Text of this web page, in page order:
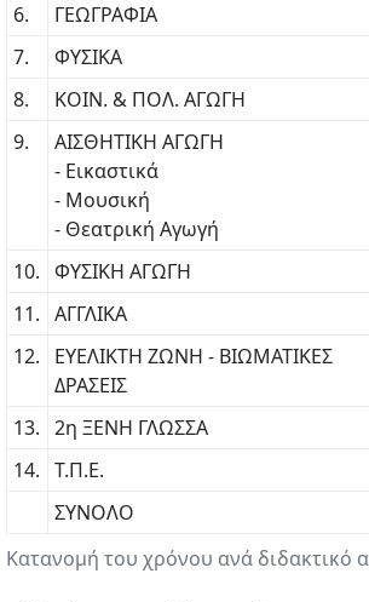
Κατανομή του χρόνου ανά διδακτικό
6.
ΓΕΩΓΡΑΦΙΑ
7.
ΦΥΣΙΚΑ
8.
ΚΟΙΝ. & ΠΟΛ. ΑΓΩΓΗ
9.
ΑΙΣΘΗΤΙΚΗ ΑΓΩΓΗ
- Εικαστικά
- Μουσική
- Θεατρική Αγωγή
10. ΦΥΣΙΚΗ ΑΓΩΓΗ
11. ΑΓΓΛΙΚΑ
12.
ΕΥΕΛΙΚΤΗ ΖΩΝΗ - ΒΙΩΜΑΤΙΚΕΣ
ΔΡΑΣΕΙΣ
13. 2η ΞΕΝΗ ΓΛΩΣΣΑ
14. Τ.Π.Ε.
ΣΥΝΟΛΟ